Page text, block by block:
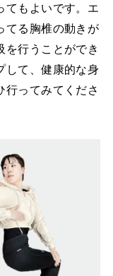
てもよいです。エ
てる胸椎の動きが
を行うことができ
して、健康的な身
行ってみてくださ